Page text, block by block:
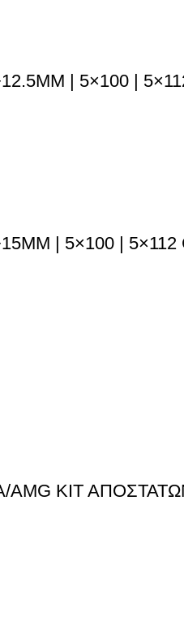
| 5×100 |
| 5×100 | 5×112
AMG ΚΙΤ